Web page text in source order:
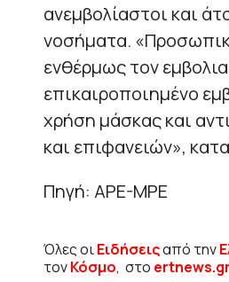
ανεμβολίαστοι και
νοσήματα.
ενθέρμως τον
επικαιροποιημένο
χρήση μάσκας και
και επιφανειών»,
Πηγή: APE-MPE
Όλες οιΕιδήσειςαπό την
τονΚόσμο, στο ertnews.gr